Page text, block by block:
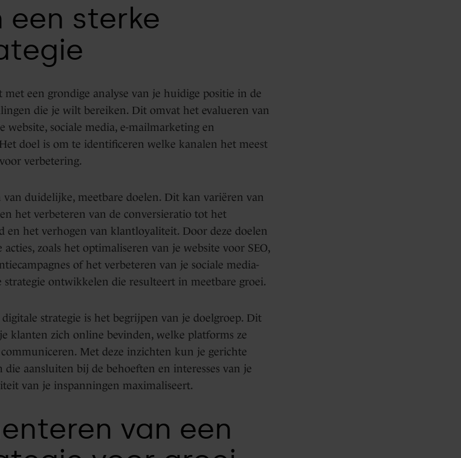
een sterke
met een grondige analyse van je huidige positie in de
die je wilt bereiken. Dit omvat het evalueren van
website, sociale media, e-mailmarketing en
doel is om te identificeren welke kanalen het meest
verbetering.
van duidelijke, meetbare doelen. Dit kan variëren van
het verbeteren van de conversieratio tot het
en het verhogen van klantloyaliteit. Door deze doelen
zoals het optimaliseren van je website voor SEO,
of het verbeteren van je sociale media-
strategie ontwikkelen die resulteert in meetbare groei.
strategie is het begrijpen van je doelgroep. Dit
klanten zich online bevinden, welke platforms ze
Met deze inzichten kun je gerichte
aansluiten bij de behoeften en interesses van je
van je inspanningen maximaliseert.
van een